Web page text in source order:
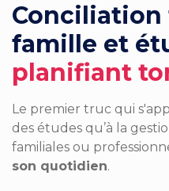
Conciliation
famille et
planifiant
Le premier truc qui
des études qu’à la
familiales ou
son quotidien.